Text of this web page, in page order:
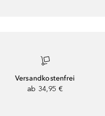
Versandkostenfrei
ab 34,95 €